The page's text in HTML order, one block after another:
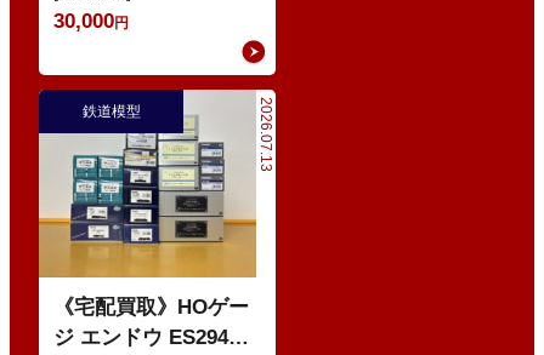
Nゲージ K…
30,000円
2026.07.13
鉄道模型
《宅配買取》HOゲー
ジ エンドウ ES294